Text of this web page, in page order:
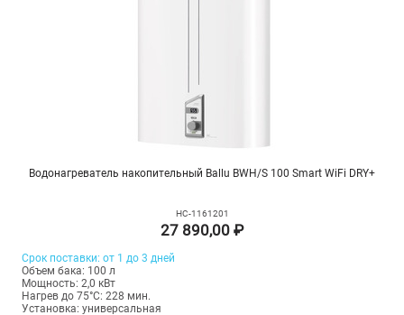
Водонагреватель накопительный Ballu BWH/S 100 Smart WiFi DRY+
НС-1161201
27 890,00 ₽
Срок поставки: от 1 до 3 дней
Объем бака: 100 л
Мощность: 2,0 кВт
Нагрев до 75°С: 228 мин.
Установка: универсальная